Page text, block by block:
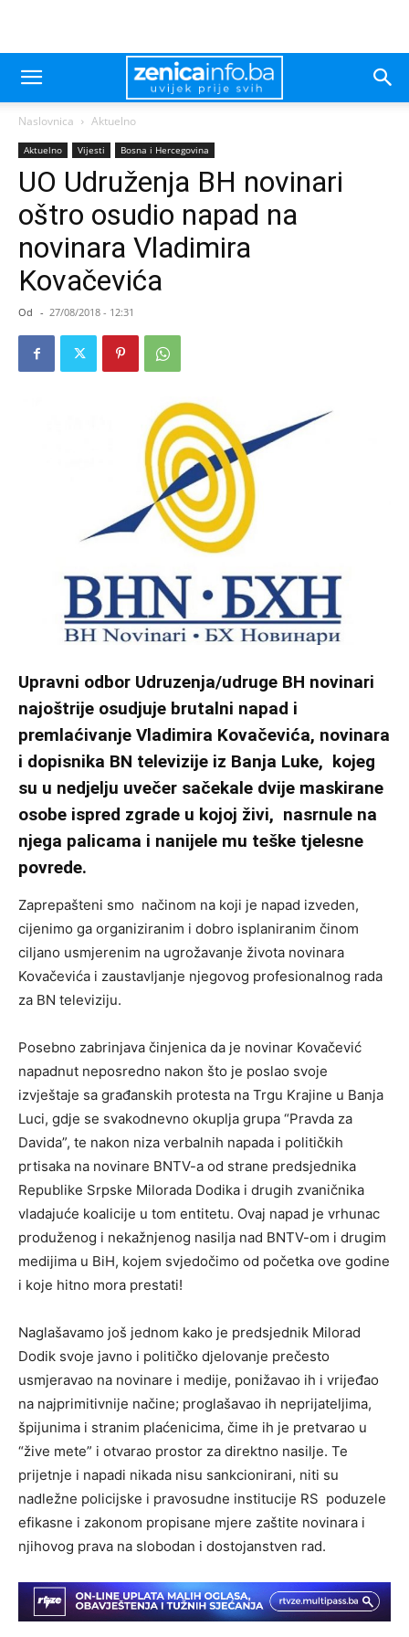
Naslovnica Aktuelno
Aktuelno Vijesti Bosna i Hercegovina
UO Udruženja BH novinari
oštro osudio napad na
novinara Vladimira
Kovačevića
Od - 27/08/2018 - 12:31
Upravni odbor Udruzenja/udruge BH novinari
najoštrije osudjuje brutalni napad i
premlaćivanje Vladimira Kovačevića, novinara
i dopisnika BN televizije iz Banja Luke, kojeg
su u nedjelju uvečer sačekale dvije maskirane
osobe ispred zgrade u kojoj živi, nasrnule na
njega palicama i nanijele mu teške tjelesne
povrede.
Zaprepašteni smo načinom na koji je napad izveden,
cijenimo ga organiziranim i dobro isplaniranim činom
ciljano usmjerenim na ugrožavanje života novinara
Kovačevića i zaustavljanje njegovog profesionalnog rada
za BN televiziju.
Posebno zabrinjava činjenica da je novinar Kovačević
napadnut neposredno nakon što je poslao svoje
izvještaje sa građanskih protesta na Trgu Krajine u Banja
Luci, gdje se svakodnevno okuplja grupa “Pravda za
Davida”, te nakon niza verbalnih napada i političkih
prtisaka na novinare BNTV-a od strane predsjednika
Republike Srpske Milorada Dodika i drugih zvaničnika
vladajuće koalicije u tom entitetu. Ovaj napad je vrhunac
produženog i nekažnjenog nasilja nad BNTV-om i drugim
medijima u BiH, kojem svjedočimo od početka ove godine
i koje hitno mora prestati!
Naglašavamo još jednom kako je predsjednik Milorad
Dodik svoje javno i političko djelovanje prečesto
usmjeravao na novinare i medije, ponižavao ih i vrijeđao
na najprimitivnije načine; proglašavao ih neprijateljima,
špijunima i stranim plaćenicima, čime ih je pretvarao u
“žive mete” i otvarao prostor za direktno nasilje. Te
prijetnje i napadi nikada nisu sankcionirani, niti su
nadležne policijske i pravosudne institucije RS poduzele
efikasne i zakonom propisane mjere zaštite novinara i
njihovog prava na slobodan i dostojanstven rad.